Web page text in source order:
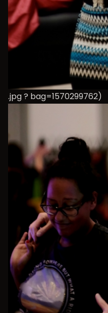
.jpg ? bag=1570299762)